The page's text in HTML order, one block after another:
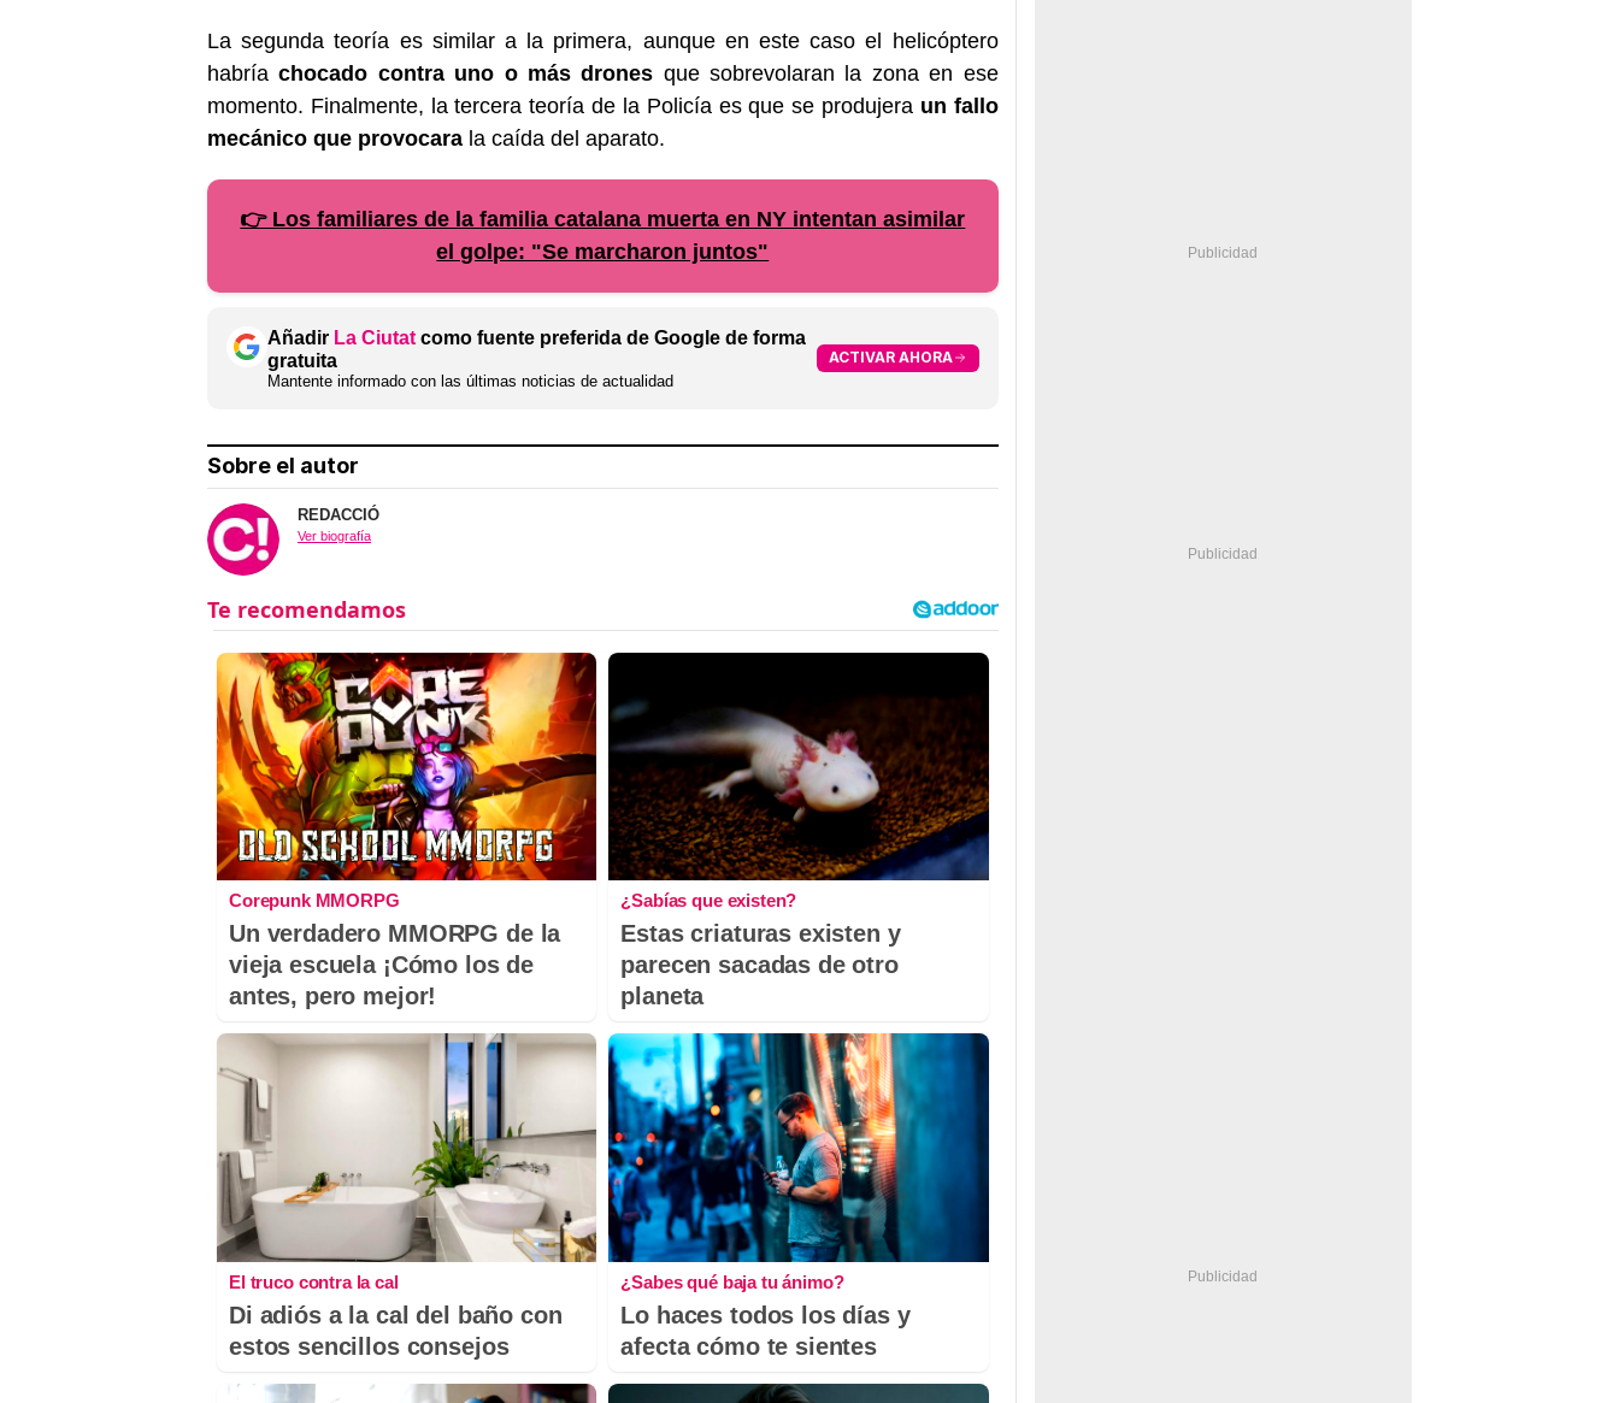
La segunda teoría es similar a la primera, aunque en este caso el helicóptero
habríachocado contra uno o más drones que sobrevolaran la zona en ese
momento. Finalmente, la tercera teoría de la Policía es que se produjera un fallo
mecánico que provocara la caída del aparato.
👉 Los familiares de la familia catalana muerta en NY intentan asimilar
el golpe: "Se marcharon juntos"
Añadir La Ciutat como fuente preferida de Google de forma
gratuita
Mantente informado con las últimas noticias de actualidad
ACTIVAR AHORA
Sobre el autor
REDACCIÓ
Ver biografía
Corepunk MMORPG
Un verdadero MMORPG de la
vieja escuela ¡Cómo los de
antes, pero mejor!
¿Sabías que existen?
Estas criaturas existen y
parecen sacadas de otro
planeta
El truco contra la cal
Di adiós a la cal del baño con
estos sencillos consejos
¿Sabes qué baja tu ánimo?
Lo haces todos los días y
afecta cómo te sientes